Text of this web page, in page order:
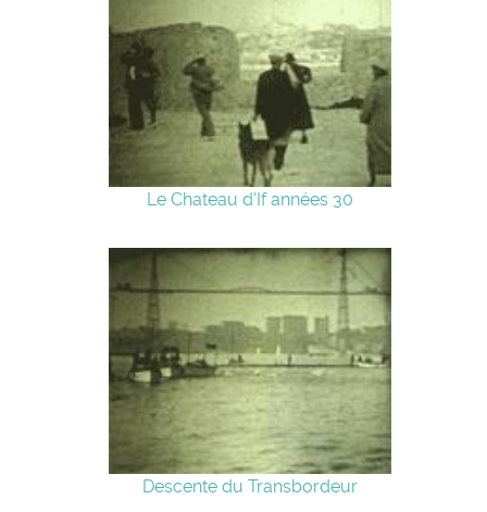
Le Chateau d'If années 30
Descente du Transbordeur